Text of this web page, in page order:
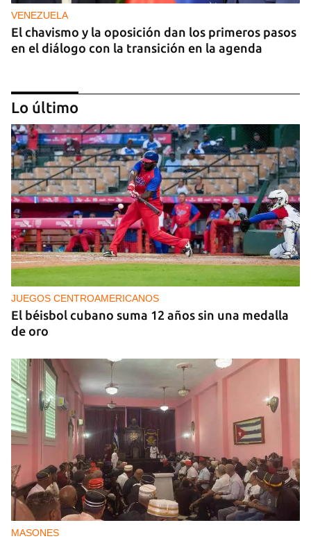
VENEZUELA
El chavismo y la oposición dan los primeros pasos
en el diálogo con la transición en la agenda
NICARAGUA
EE UU propone a la OEA convocar a los
cancilleres para "tomar medidas" contra las
decisiones de Ortega
Lo último
JUEGOS CENTROAMERICANOS
El béisbol cubano suma 12 años sin una medalla
de oro
MASONES